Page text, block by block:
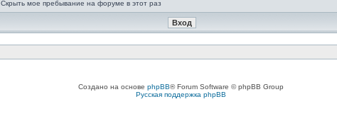
Скрыть мое пребывание на форуме в этот раз
Создано на основе phpBB® Forum Software © phpBB Group
Русская поддержка phpBB